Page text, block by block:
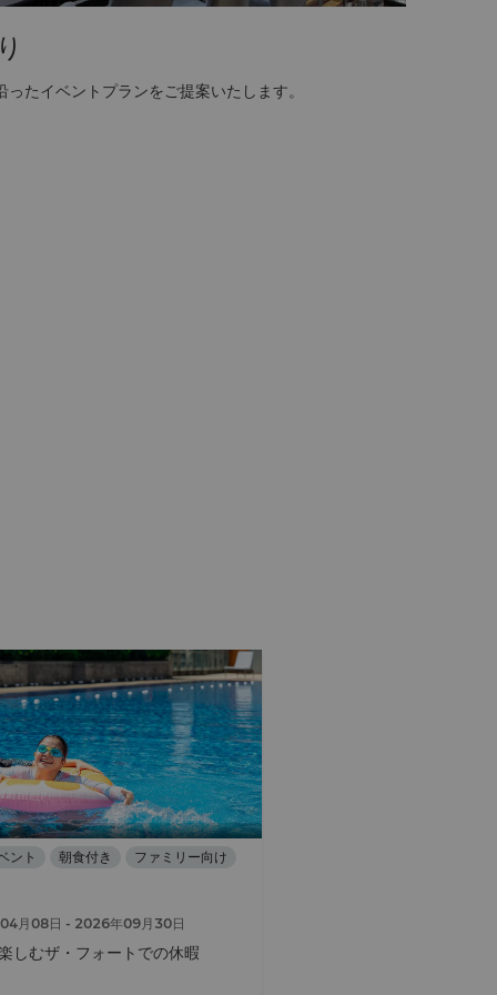
たイベントプランをご提案いたします。
ント 朝食付き ファミリー向け
月08日 - 2026年09月30日
しむザ・フォートでの休暇